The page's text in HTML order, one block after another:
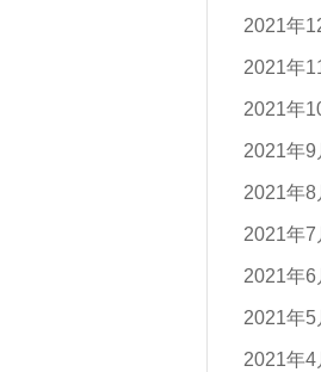
2021年
2021年
2021年
2021年9
2021年8
2021年7
2021年6
2021年5
2021年4